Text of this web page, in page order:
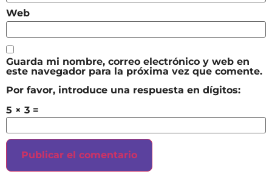
Web
Guarda mi nombre, correo electrónico y web en
este navegador para la próxima vez que comente.
Por favor, introduce una respuesta en dígitos:
5 × 3 =